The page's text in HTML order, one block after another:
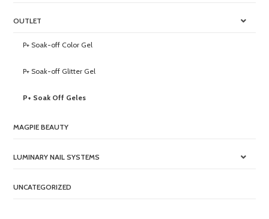
OUTLET
P+ Soak-off Color Gel
P+ Soak-off Glitter Gel
P+ Soak Off Geles
MAGPIE BEAUTY
LUMINARY NAIL SYSTEMS
UNCATEGORIZED